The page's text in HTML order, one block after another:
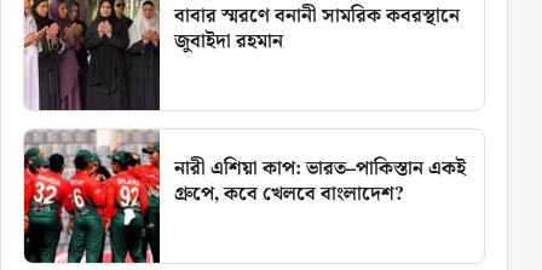
বাবার স্মরণে বনানী সামরিক কবরস্থানে
জুবাইদা রহমান
নারী এশিয়া কাপ: ভারত–পাকিস্তান একই
গ্রুপে, কবে খেলবে বাংলাদেশ?